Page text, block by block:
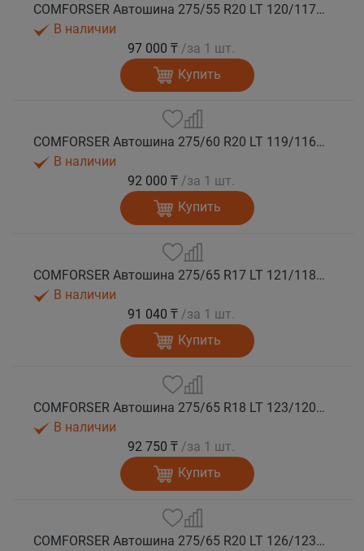
COMFORSER Автошина 275/55 R20 LT 120/117S CF1100 10PR RWL лето
В наличии
97 000 ₸ /за 1 шт.
Купить
COMFORSER Автошина 275/60 R20 LT 119/116S CF1100 8PR RWL лето
В наличии
92 000 ₸ /за 1 шт.
Купить
COMFORSER Автошина 275/65 R17 LT 121/118S CF1100 10PR RWL лето
В наличии
91 040 ₸ /за 1 шт.
Купить
COMFORSER Автошина 275/65 R18 LT 123/120S CF1100 10PR RWL лето
В наличии
92 750 ₸ /за 1 шт.
Купить
COMFORSER Автошина 275/65 R20 LT 126/123S CF1100 10PR RWL лето